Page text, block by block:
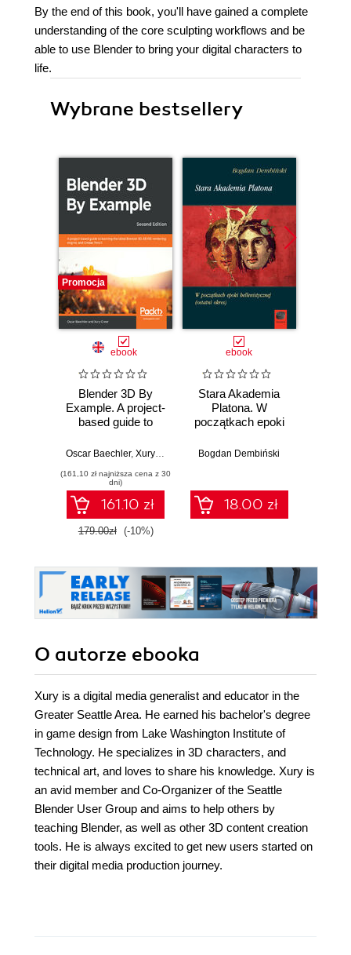
By the end of this book, you'll have gained a complete
understanding of the core sculpting workflows and be
able to use Blender to bring your digital characters to
life.
Wybrane bestsellery
Promocja
ebook
Blender 3D By
Example. A project-
based guide to
Blender 3D,
engine, and
Grease Pencil -
Second Edition
Oscar Baechler, Xury Greer
(161,10 zł najniższa cena z 30
dni)
161.10 zł
179.00zł (-10%)
ebook
Stara Akademia
Platona. W
początkach epoki
(ostatni okres)
Bogdan Dembiński
18.00 zł
O autorze ebooka
Xury is a digital media generalist and educator in the
Greater Seattle Area. He earned his bachelor's degree
in game design from Lake Washington Institute of
Technology. He specializes in 3D characters, and
technical art, and loves to share his knowledge. Xury is
an avid member and Co-Organizer of the Seattle
Blender User Group and aims to help others by
teaching Blender, as well as other 3D content creation
tools. He is always excited to get new users started on
their digital media production journey.